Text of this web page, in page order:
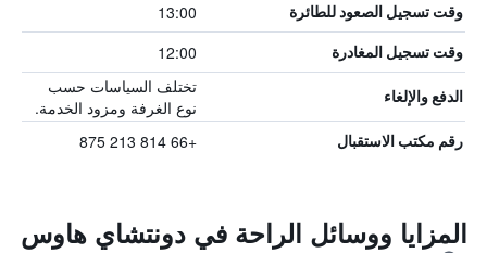
وقت تسجيل الصعود للطائرة 13:00
وقت تسجيل المغادرة 12:00
الدفع والإلغاء
تختلف السياسات حسب
نوع الغرفة ومزود الخدمة.
رقم مكتب الاستقبال +66 814 213 875
المزايا ووسائل الراحة في دونتشاي هاوس